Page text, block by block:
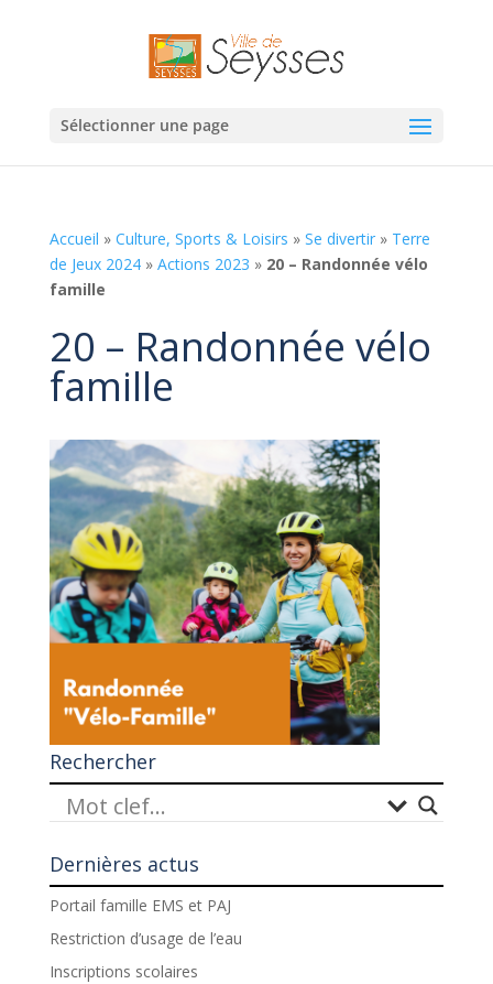
Sélectionner une page
Accueil » Culture, Sports & Loisirs » Se divertir» Terre
de Jeux 2024» Actions 2023 » 20 – Randonnée vélo
famille
20 – Randonnée vélo
famille
Rechercher
Dernières actus
Portail famille EMS et PAJ
Restriction d’usage de l’eau
Inscriptions scolaires